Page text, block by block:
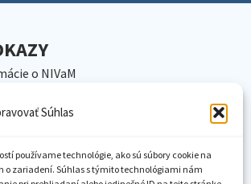
Súhlas
používame technológie, ako sú súbory cookie na
zariadení. Súhlas s týmito technológiami nám
o NIVaM